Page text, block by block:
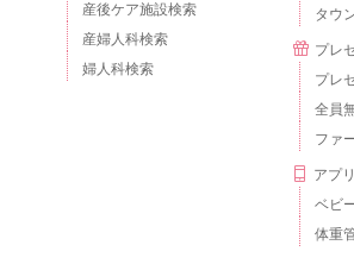
産後ケア施設検索
産婦人科検索
婦人科検索
タウ
プレ
プレ
全員
ファ
アプリ
ベビ
体重